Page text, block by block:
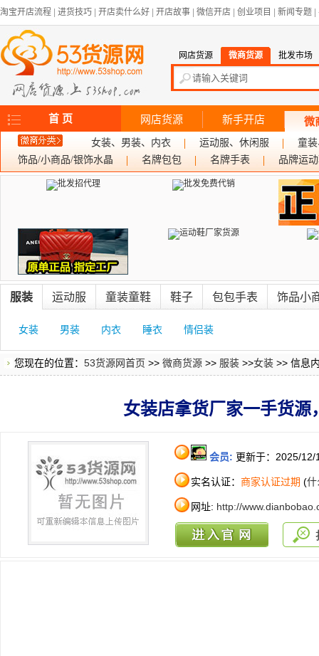
淘宝开店流程 进货技巧 开店卖什么好 开店故事 微信开店 创业项目 新闻专题
网店货源 微商货源 批发市场
首 页 网店货源 新手开店 微
女装、男装、内衣 运动服、休闲服
童
饰品/小商品/银饰水晶
名牌包包 名牌手表 品牌运
服装 运动服 童装童鞋 鞋子 包包手表 饰品小
女装 男装 内衣 睡衣 情侣装
您现在的位置： 53货源网首页 >> 微商货源 >> 服装 >>女装 >> 信息
女装店拿货厂家一手货源
会员: 更新于：2025/12/
实名认证： 商家认证过期 (什
网址: http://